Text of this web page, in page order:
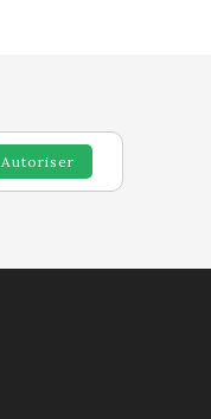
Autoriser